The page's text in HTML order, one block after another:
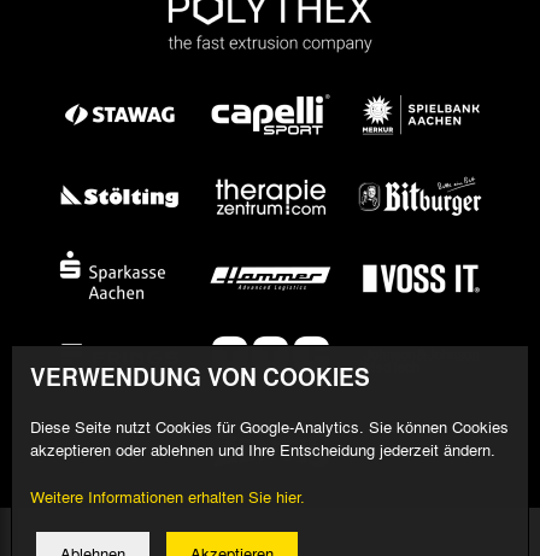
© 2026 Alemannia Aachen - Alle Rechte vorbehalten
VERWENDUNG VON COOKIES
Diese Seite nutzt Cookies für Google-Analytics. Sie können Cookies
akzeptieren oder ablehnen und Ihre Entscheidung jederzeit ändern.
Weitere Informationen erhalten Sie hier.